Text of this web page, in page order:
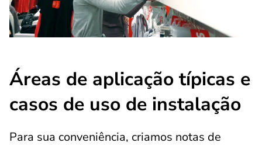
Áreas de aplicação típicas e
casos de uso de instalação
Para sua conveniência, criamos notas de